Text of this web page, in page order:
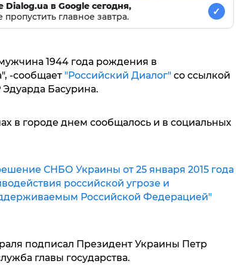
Dialog.ua в Google сегодня,
пропустить главное завтра.
✓
1944 года рождения в
-сообщает "Российский Диалог"со ссылкой
Басурина.
в городе днем сообщалось и в социальных
СНБО Украины от 25 января 2015 года
российской угрозе и
Российской Федерацией"
подписал Президент Украины Петр
главы государства.